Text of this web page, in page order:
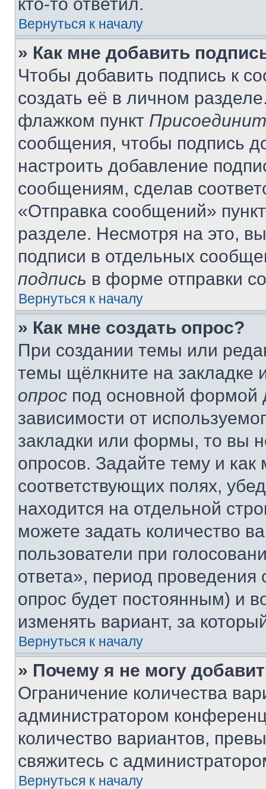
Вернуться к началу
» Как мне добавить
Чтобы добавить подпись к
создать её в личном
флажком пункт
сообщения, чтобы подпись
настроить добавление
сообщениям, сделав
«Отправка сообщений»
разделе. Несмотря на это,
подписи в отдельных
подпись в форме отправки
Вернуться к началу
» Как мне создать опрос?
При создании темы или
темы щёлкните на
опрос под основной формой
зависимости от
закладки или формы, то вы
опросов. Задайте тему и
соответствующих полях,
находится на отдельной
можете задать количество
пользователи при
ответа», период проведения
опрос будет постоянным) и
изменять вариант, за
Вернуться к началу
» Почему я не могу
Ограничение количества
администратором
количество вариантов,
свяжитесь с
Вернуться к началу